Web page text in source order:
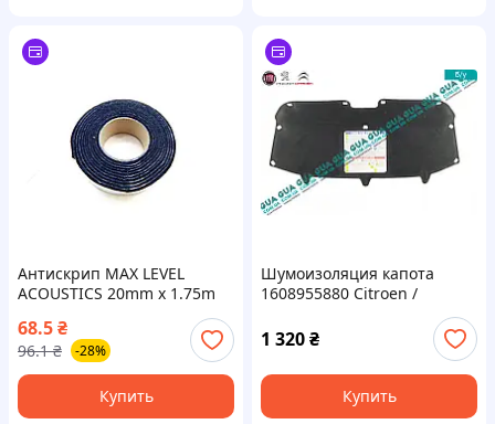
Антискрип MAX LEVEL
ACOUSTICS 20mm x 1.75m
68.5₴
96.1 ₴ -28%
Купить
Шумоизоляция капота
1608955880 Citroen /
НЕМО, Peugeot / ПЕЖО
BIPPER 2008- / БИППЕР 08-,
Fiat / ФИАТ
1 320₴
Купить